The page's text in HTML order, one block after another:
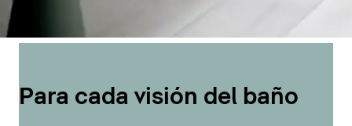
Para cada visión del baño